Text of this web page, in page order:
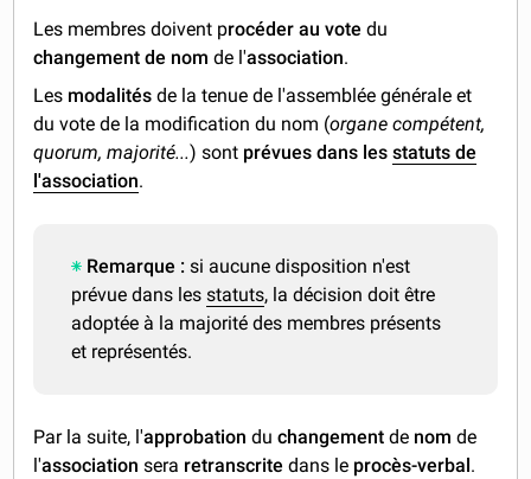
Les membres doivent procéder au votedu
changement de nom de l'association.
Les modalités de la tenue de l'assemblée générale et
du vote de la modification du nom (organe compétent,
quorum, majorité...) sont prévues dans lesstatuts de
l'association.
Remarque : si aucune disposition n'est
prévue dans lesstatuts, la décision doit être
adoptée à la majorité des membres présents
et représentés.
Par la suite, l'approbation duchangementde nom de
l'association sera retranscritedans le procès-verbal.